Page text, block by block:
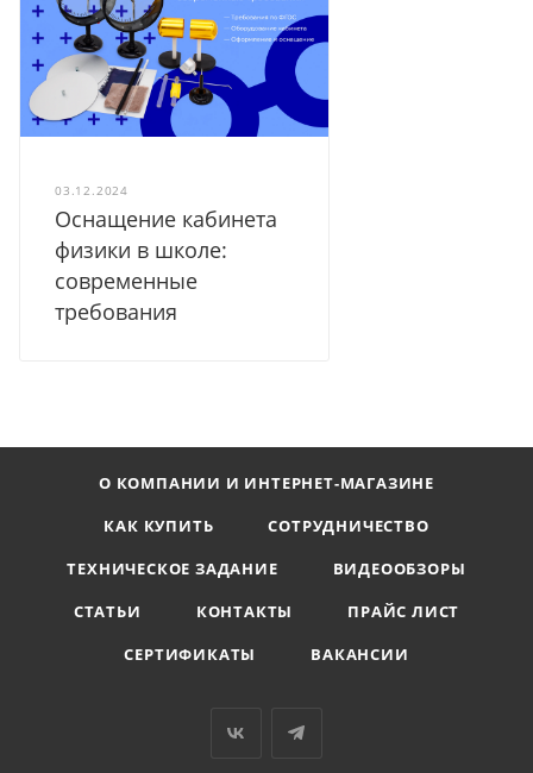
03.12.2024
Оснащение кабинета
физики в школе:
современные
требования
О КОМПАНИИ И ИНТЕРНЕТ-МАГАЗИНЕ
КАК КУПИТЬ
СОТРУДНИЧЕСТВО
ТЕХНИЧЕСКОЕ ЗАДАНИЕ
ВИДЕООБЗОРЫ
СТАТЬИ
КОНТАКТЫ
ПРАЙС ЛИСТ
СЕРТИФИКАТЫ
ВАКАНСИИ